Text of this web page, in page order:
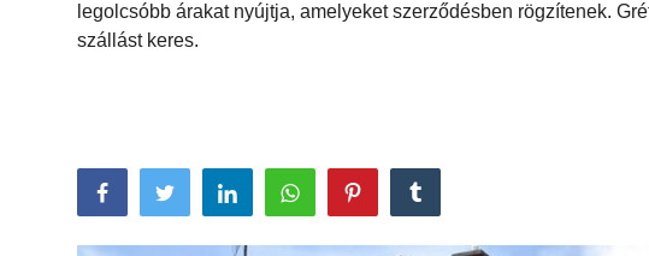
Szállások Hajdúszoboszlón
legolcsóbb árakat nyújtja, amelyeket szerződésben rögzítenek.
szállást keres.